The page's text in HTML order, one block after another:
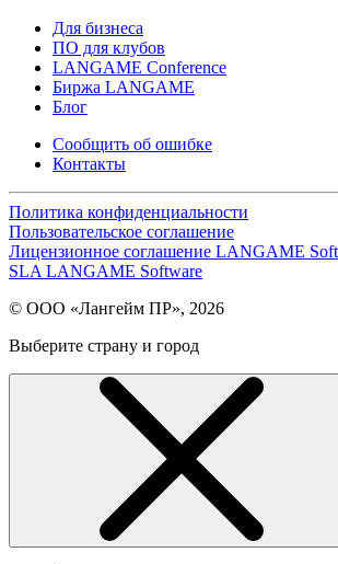
Для бизнеса
ПО для клубов
LANGAME Conference
Биржа LANGAME
Блог
Сообщить об ошибке
Контакты
Политика конфиденциальности
Пользовательское соглашение
Лицензионное соглашение LANGAME
SLA LANGAME Software
© ООО «Лангейм ПР», 2026
Выберите страну и город